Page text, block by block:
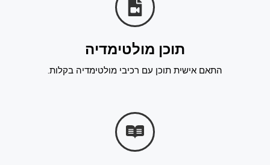
תוכן מולטימדיה
התאם אישית תוכן עם רכיבי מולטימדיה בקלות.